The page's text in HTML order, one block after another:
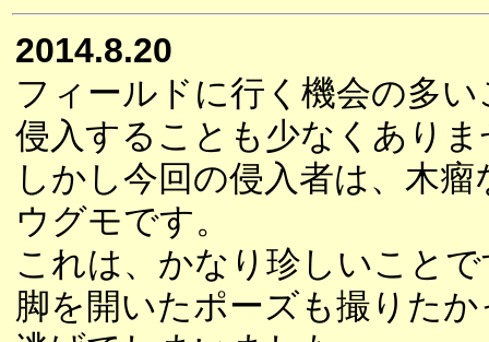
2014.8.20
フィールドに行く機会の多
侵入することも少なくあり
しかし今回の侵入者は、木
ウグモです。
これは、かなり珍しいこと
脚を開いたポーズも撮りた